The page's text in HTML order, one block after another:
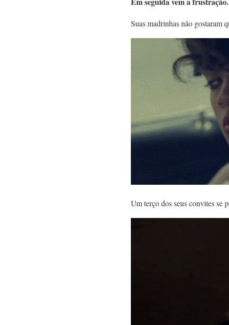
Suas madrinhas não gostaram
Um terço dos seus convites se